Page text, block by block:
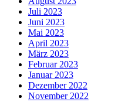
Juli 2023
Juni 2023
Mai 2023
April 2023
März 2023
Februar 2023
Januar 2023
Dezember 2022
November 2022